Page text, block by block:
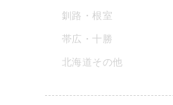
釧路・根室
帯広・十勝
北海道その他